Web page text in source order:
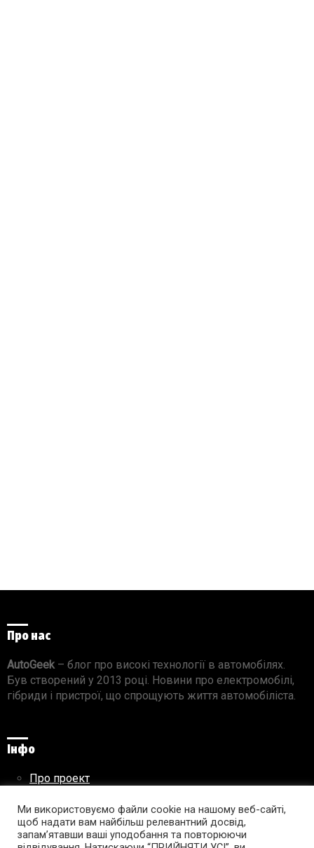
Про нас
AutoGeek– блог про високі технології в автомобілях.
Був створений у 2013 році. Новини про електромобілі,
гібриди і пристрої, що спрощують життя автомобіліста.
Інфо
Про проект
Правила використання матеріалів
Ми використовуємо файли cookie на нашому веб-сайті,
щоб надати вам найбільш релевантний досвід,
запам’ятавши ваші уподобання та повторюючи